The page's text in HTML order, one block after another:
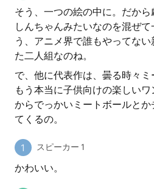
そう、一つの絵の中に。だか
しんちゃんみたいなのを混ぜ
う、アニメ界で誰もやってな
た二人組なのね。
で、他に代表作は、曇る時々ミ
もう本当に子供向けの楽しい
からでっかいミートボールと
てくるの。
スピーカー 1
かわいい。